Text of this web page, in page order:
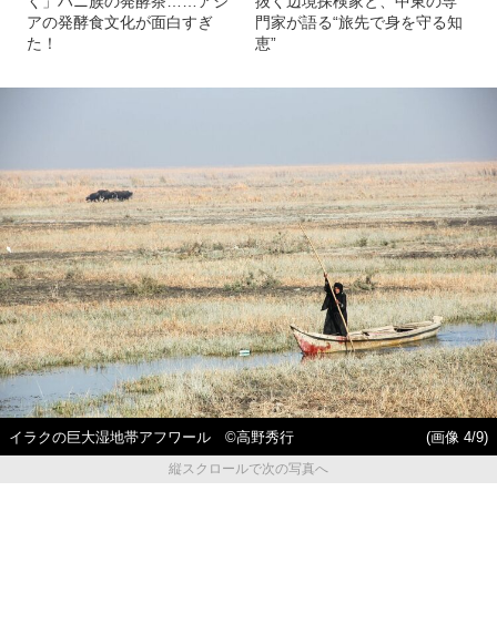
アの発酵食文化が面白すぎ
た！
門家が語る“旅先で身を守る知
恵”
イラクの巨大湿地帯アフワール ©高野秀行
(画像 4/9)
縦スクロールで次の写真へ